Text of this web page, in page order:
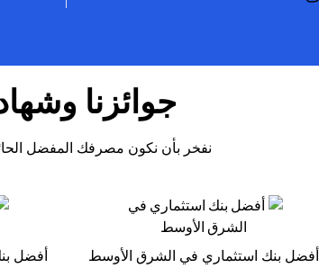
جوائزنا
نفخر بأن نكون مصرفك المفضل
أفضل بنك استثماري في الشرق الأوسط أفضل